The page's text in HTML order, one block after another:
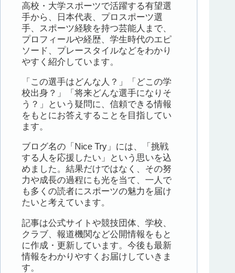
高校・大学スポーツで活躍する有望選
手から、日本代表、プロスポーツ選
手、スポーツ経験を持つ芸能人まで、
プロフィールや経歴、学生時代のエピ
ソード、プレースタイルなどをわかり
やすく紹介しています。
「この選手はどんな人？」「どこの学
校出身？」「将来どんな選手になりそ
う？」という疑問に、信頼できる情報
をもとにお答えすることを目指してい
ます。
ブログ名の「Nice Try」には、「挑戦
する人を応援したい」という思いを込
めました。結果だけではなく、その努
力や成長の過程にも光を当て、一人で
も多くの読者にスポーツの魅力を届け
たいと考えています。
記事は公式サイトや競技団体、学校、
クラブ、報道機関など公開情報をもと
に作成・更新しています。今後も最新
情報をわかりやすくお届けしていきま
す。